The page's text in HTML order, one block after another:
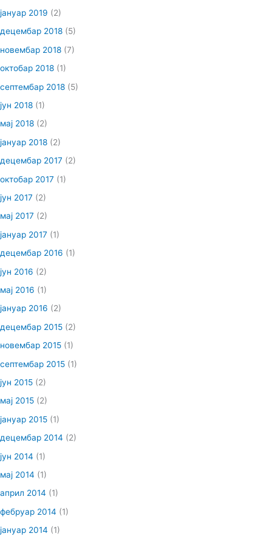
јануар 2019 (2)
децембар 2018 (5)
новембар 2018 (7)
октобар 2018 (1)
септембар 2018 (5)
јун 2018 (1)
мај 2018 (2)
јануар 2018 (2)
децембар 2017 (2)
октобар 2017 (1)
јун 2017 (2)
мај 2017 (2)
јануар 2017 (1)
децембар 2016 (1)
јун 2016 (2)
мај 2016 (1)
јануар 2016 (2)
децембар 2015 (2)
новембар 2015 (1)
септембар 2015 (1)
јун 2015 (2)
мај 2015 (2)
јануар 2015 (1)
децембар 2014 (2)
јун 2014 (1)
мај 2014 (1)
април 2014 (1)
фебруар 2014 (1)
јануар 2014 (1)